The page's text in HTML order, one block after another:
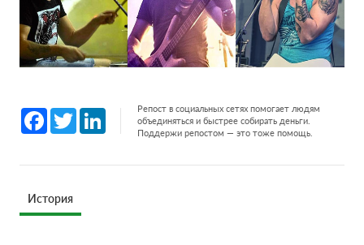
Facebook
Twitter LinkedInРепост в социальных сетях помогает людям
объединяться и быстрее собирать деньги.
Поддержи репостом — это тоже помощь.
История